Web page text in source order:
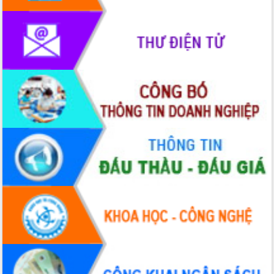
phát triển mới
Thường trực HĐND tỉnh Đắk Lắk gặp
mặt Đoàn chuyên gia y tế TP. Hồ Chí
Lễ truy điệu và an táng hài cốt liệt sĩ
tại Nghĩa trang Liệt sĩ xã Sơn Hòa
Bàn giải pháp tháo gỡ khó khăn trong
xuất khẩu sầu riêng và triển khai quy
định EUDR
Thứ trưởng Bộ Nông nghiệp và Môi
trường Nguyễn Hoàng Hiệp khảo sát
vùng trồng và doanh nghiệp đóng gói
sầu riêng tại Đắk Lắk
Trình diễn nghệ thuật chế biến các
món ăn từ sầu riêng
Đắk Lắk công bố Quy hoạch và xúc
tiến đầu tư tỉnh
Ngành cá ngừ Đắk Lắk chủ động thích
ứng để giữ vững thị trường xuất khẩu
Diễn đàn Kinh tế tư nhân Việt Nam đột